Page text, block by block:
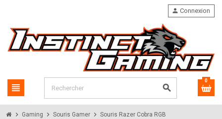
view_headline search
person Connexion
0
chevron_right Gaming chevron_right Souris Gamer chevron_right Souris Razer Cobra RGB